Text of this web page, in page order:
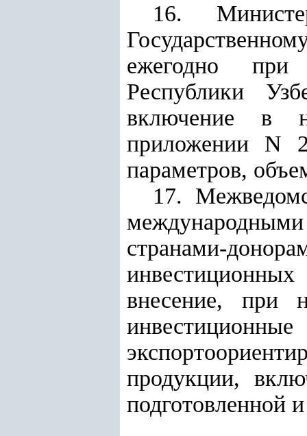
16.
ежегодно при
Республики
включение в
приложении N
параметров,
17.
странами-
внесение, при
продукции,
подготовленной